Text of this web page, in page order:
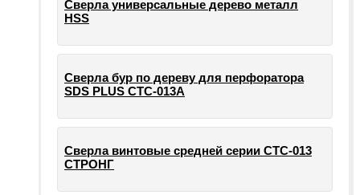
Сверла универсальные дерево металл
HSS
Cверла бур по дереву для перфоратора
SDS PLUS СТС-013А
Сверла винтовые средней серии СТС-013
СТРОНГ